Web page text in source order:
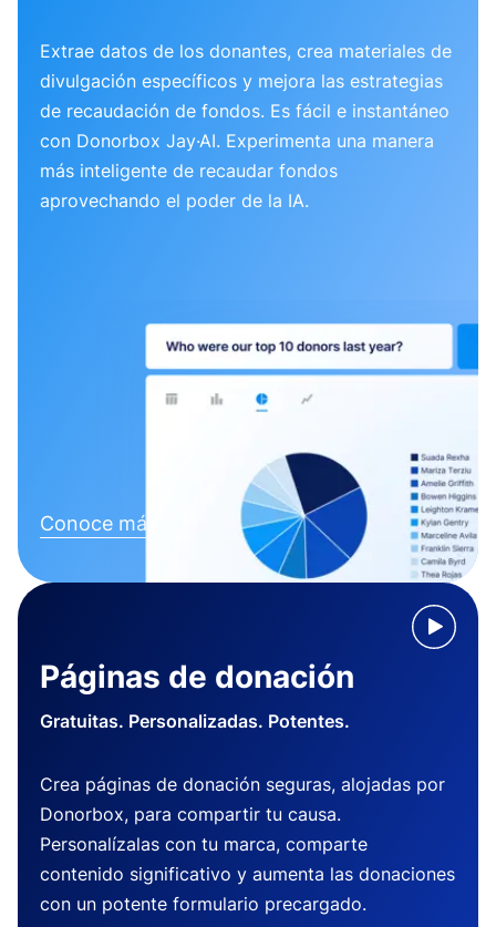
Extrae datos de los donantes, crea materiales de
divulgación específicos y mejora las estrategias
de recaudación de fondos. Es fácil e instantáneo
con Donorbox Jay·AI. Experimenta una manera
más inteligente de recaudar fondos
aprovechando el poder de la IA.
Conoce más
Páginas de donación
Gratuitas. Personalizadas. Potentes.
Crea páginas de donación seguras, alojadas por
Donorbox, para compartir tu causa.
Personalízalas con tu marca, comparte
contenido significativo y aumenta las donaciones
con un potente formulario precargado.